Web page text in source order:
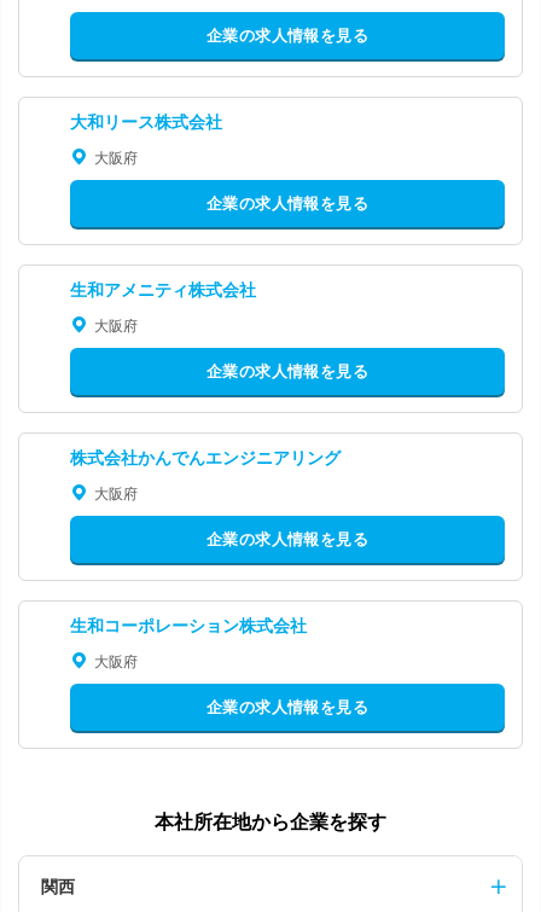
企業の求人情報を見る
大和リース株式会社
大阪府
企業の求人情報を見る
生和アメニティ株式会社
大阪府
企業の求人情報を見る
株式会社かんでんエンジニアリング
大阪府
企業の求人情報を見る
生和コーポレーション株式会社
大阪府
企業の求人情報を見る
本社所在地から企業を探す
関西